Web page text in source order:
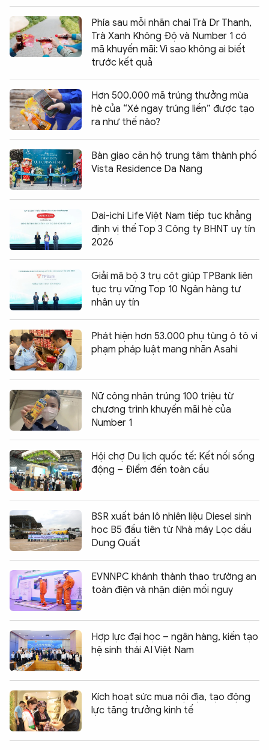
Phía sau mỗi nhãn chai Trà Dr Thanh,
Trà Xanh Không Độ và Number 1 có
mã khuyến mãi: Vì sao không ai biết
trước kết quả
Hơn 500.000 mã trúng thưởng mùa
hè của “Xé ngay trúng liền” được tạo
ra như thế nào?
Bàn giao căn hộ trung tâm thành phố
Vista Residence Da Nang
Dai-ichi Life Việt Nam tiếp tục khẳng
định vị thế Top 3 Công ty BHNT uy tín
2026
Giải mã bộ 3 trụ cột giúp TPBank liên
tục trụ vững Top 10 Ngân hàng tư
nhân uy tín
Phát hiện hơn 53.000 phụ tùng ô tô vi
phạm pháp luật mang nhãn Asahi
Nữ công nhân trúng 100 triệu từ
chương trình khuyến mãi hè của
Number 1
Hội chợ Du lịch quốc tế: Kết nối sống
động – Điểm đến toàn cầu
BSR xuất bán lô nhiên liệu Diesel sinh
học B5 đầu tiên từ Nhà máy Lọc dầu
Dung Quất
EVNNPC khánh thành thao trường an
toàn điện và nhận diện mối nguy
Hợp lực đại học – ngân hàng, kiến tạo
hệ sinh thái AI Việt Nam
Kích hoạt sức mua nội địa, tạo động
lực tăng trưởng kinh tế